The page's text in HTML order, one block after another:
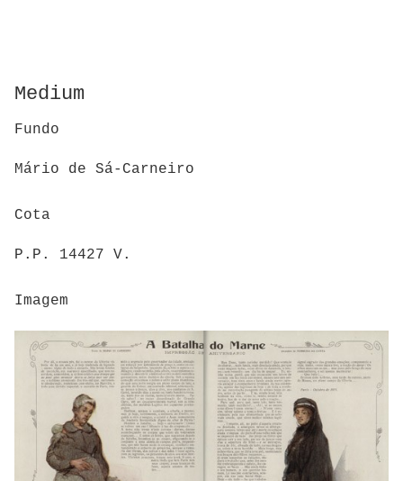
Medium
Fundo
Mário de Sá-Carneiro
Cota
P.P. 14427 V.
Imagem